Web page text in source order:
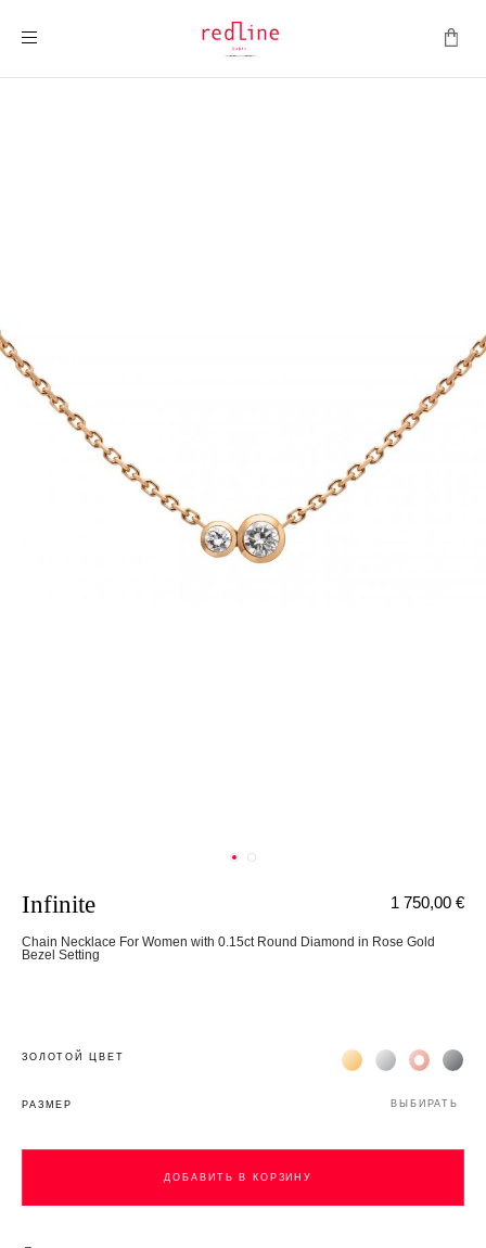
Infinite
Chain Necklace For Women with 0.15ct Round Diamond in Rose Gold
Bezel Setting
1 750,00 €
ЗОЛОТОЙ ЦВЕТ Жёлтое золото 18К
Белое золото
Розовое
РАЗМЕР ВЫБИРАТЬ
ДОБАВИТЬ В КОРЗИНУ